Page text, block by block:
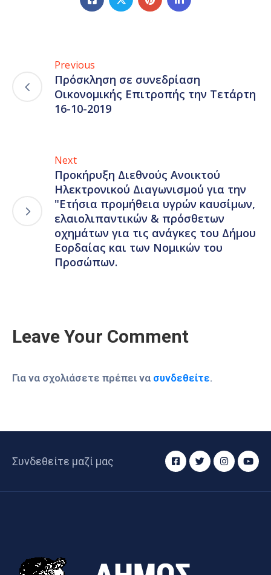
Previous
Πρόσκληση σε συνεδρίαση
Οικονομικής Επιτροπής την Τετάρτη
16-10-2019
Next
Προκήρυξη Διεθνούς Ανοικτού
Ηλεκτρονικού Διαγωνισμού για την
"Ετήσια προμήθεια υγρών καυσίμων,
ελαιολιπαντικών & πρόσθετων
οχημάτων για τις ανάγκες του Δήμου
Εορδαίας και των Νομικών του
Προσώπων.
Leave Your Comment
Για να σχολιάσετε πρέπει να συνδεθείτε.
Συνδεθείτε μαζί μας